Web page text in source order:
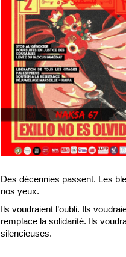
Des décennies passent. Les
nos yeux.
Ils voudraient l’oubli. Ils
remplace la solidarité. Ils
silencieuses.